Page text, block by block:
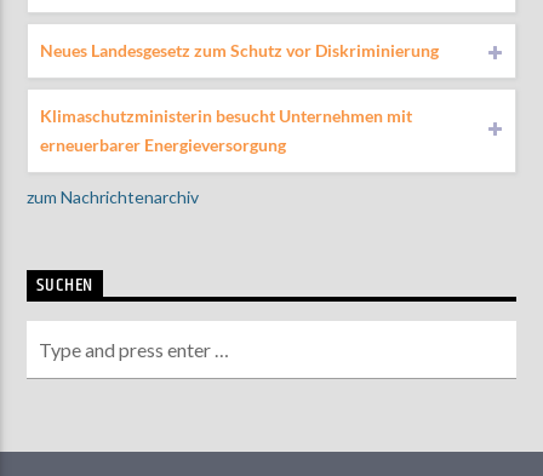
Neues Landesgesetz zum Schutz vor Diskriminierung
Klimaschutzministerin besucht Unternehmen mit
erneuerbarer Energieversorgung
zum Nachrichtenarchiv
SUCHEN